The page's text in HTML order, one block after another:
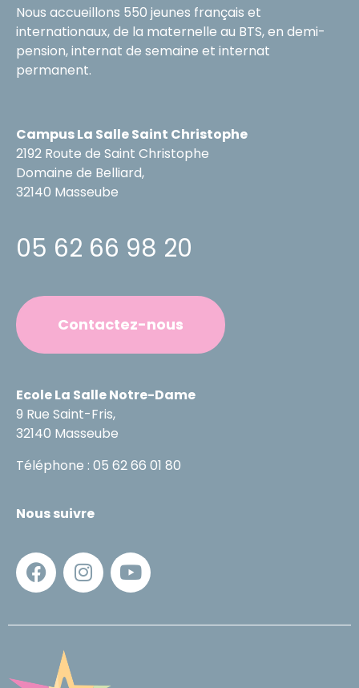
Nous accueillons 550 jeunes français et
internationaux, de la maternelle au BTS, en demi-
pension, internat de semaine et internat
permanent.
Campus La Salle Saint Christophe
2192 Route de Saint Christophe
Domaine de Belliard,
32140 Masseube
05 62 66 98 20
Contactez-nous
Ecole La Salle Notre-Dame
9 Rue Saint-Fris,
32140 Masseube
Téléphone : 05 62 66 01 80
Nous suivre